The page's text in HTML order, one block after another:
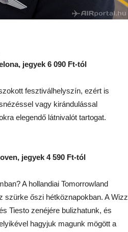
jegyek 6 090 Ft-tól
fesztiválhelyszín, ezért is
vagy kirándulással
elegendő látnivalót tartogat.
jegyek 4 590 Ft-tól
A hollandiai Tomorrowland
szürke őszi hétköznapokban. A Wizz
Tiesto zenéjére bulizhatunk, és
hagyjuk magunk mögött a